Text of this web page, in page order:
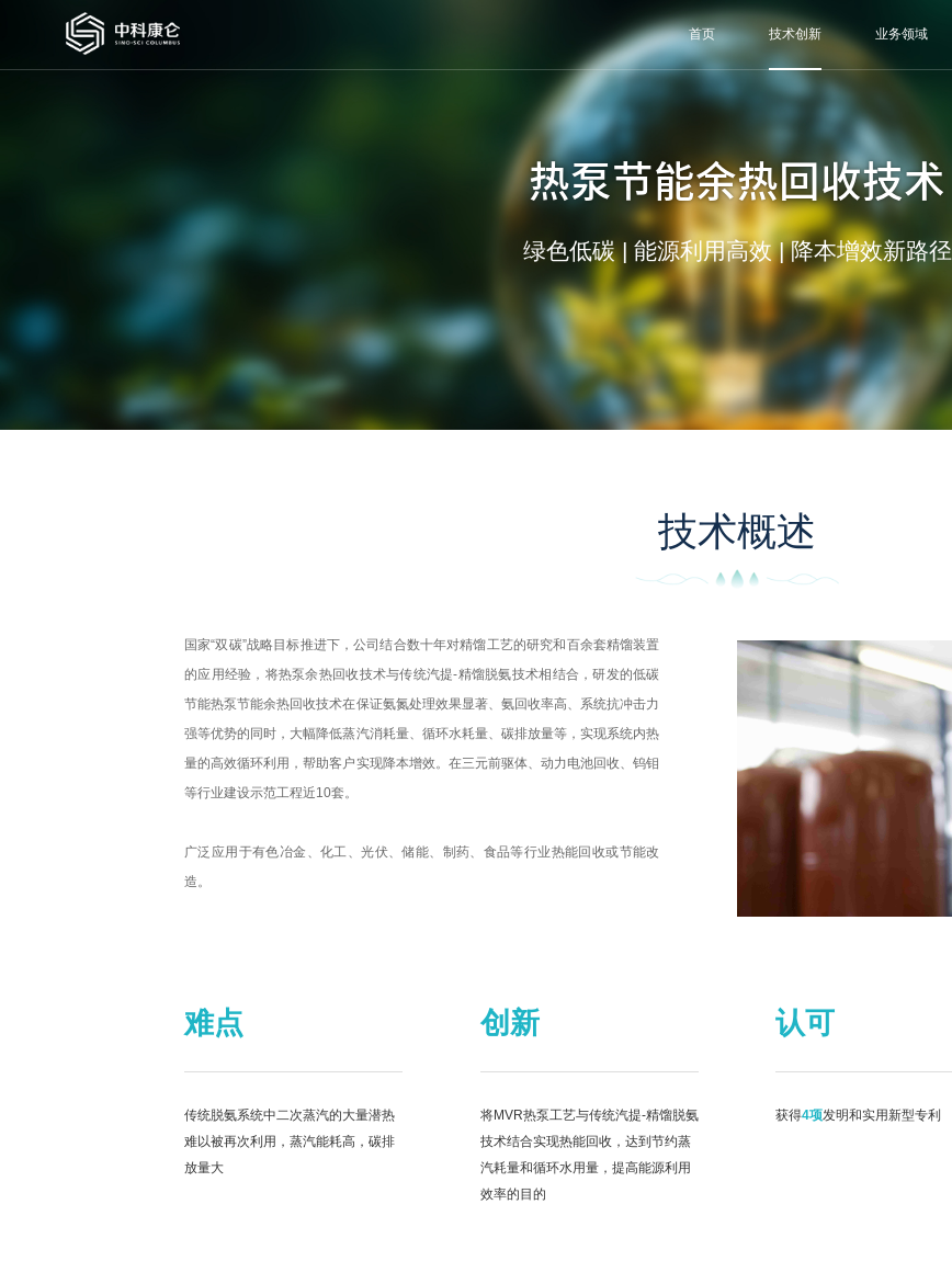
首页 技术创新 业务领域
热泵节能余热回收技术
绿色低碳 | 能源利用高效 | 降本增效新路径
技术概述
国家“双碳”战略目标推进下，公司结合数十年对精馏工艺的研究和百余套精馏装置
的应用经验，将热泵余热回收技术与传统汽提-精馏脱氨技术相结合，研发的低碳
节能热泵节能余热回收技术在保证氨氮处理效果显著、氨回收率高、系统抗冲击力
强等优势的同时，大幅降低蒸汽消耗量、循环水耗量、碳排放量等，实现系统内热
量的高效循环利用，帮助客户实现降本增效。在三元前驱体、动力电池回收、钨钼
等行业建设示范工程近10套。
广泛应用于有色冶金、化工、光伏、储能、制药、食品等行业热能回收或节能改
造。
难点
传统脱氨系统中二次蒸汽的大量潜热
难以被再次利用，蒸汽能耗高，碳排
放量大
创新
将MVR热泵工艺与传统汽提-精馏脱氨
技术结合实现热能回收，达到节约蒸
汽耗量和循环水用量，提高能源利用
效率的目的
认可
获得4项发明和实用新型专利